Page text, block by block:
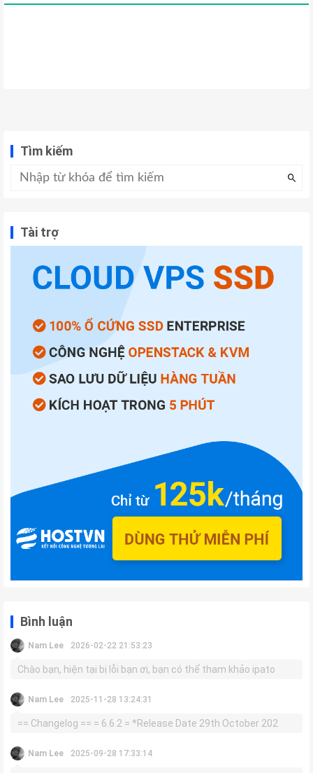
Tìm kiếm
Tài trợ
Bình luận
Nam Lee 2026-02-22 21:53:23
Chào bạn, hiện tại bị lỗi bạn ơi, bạn có thể tham khảo ipato
Nam Lee 2025-11-28 13:24:31
== Changelog == = 6.6.2 = *Release Date 29th October 202
Nam Lee 2025-09-28 17:33:14